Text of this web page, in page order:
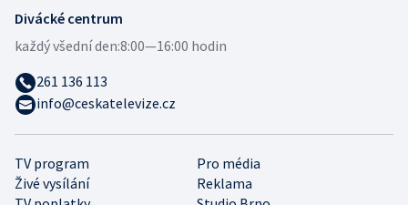
TV program
Pro média
Živé vysílání
Reklama
Divácké centrum
každý všední den:8:00—16:00 hodin
261 136 113
info@ceskatelevize.cz